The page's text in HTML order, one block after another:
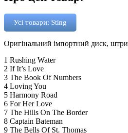
Усі товари: Sting
Оригінальний імпортний диск,
1 Rushing Water
2 If It’s Love
3 The Book Of Numbers
4 Loving You
5 Harmony Road
6 For Her Love
7 The Hills On The Border
8 Captain Bateman
9 The Bells Of St. Thomas